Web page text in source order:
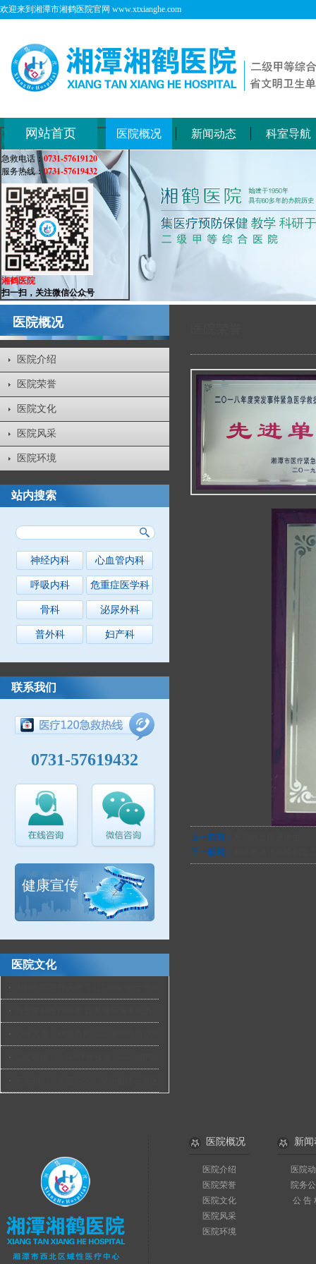
欢迎来到湘潭市湘鹤医院官网 www.xtxianghe.com
网站首页 医院概况 新闻动态 科室导航
医院概况
医院介绍
医院荣誉
医院文化
医院风采
医院环境
站内搜索
神经内科 心血管内科
呼吸内科 危重症医学科
骨科 泌尿外科
普外科 妇产科
联系我们
0731-57619432
健康宣传
医院文化
上一新闻：
下一新闻：
医院概况
医院介绍
医院荣誉
医院文化
医院风采
医院环境
新
医院
院务
公 告
在线客服
在线咨询：
急救电话：0731-57619120
服务热线： 0731-57619432
湘鹤医院
扫一扫，关注微信公众号